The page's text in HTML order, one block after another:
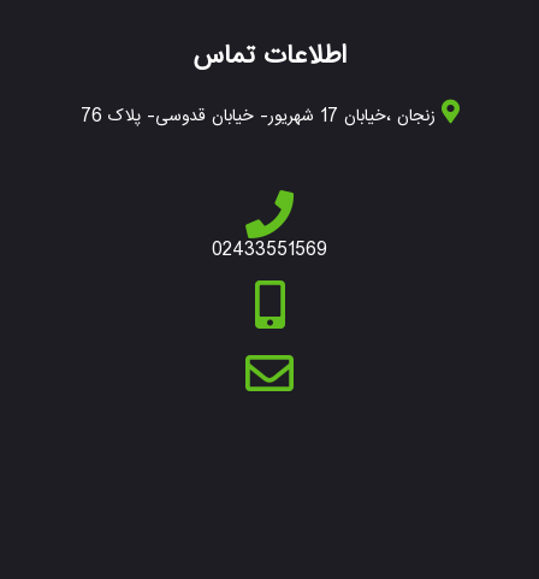
اطلاعات تماس
زنجان ،خیابان 17 شهریور- خیابان قدوسی- پلاک 76
02433551569